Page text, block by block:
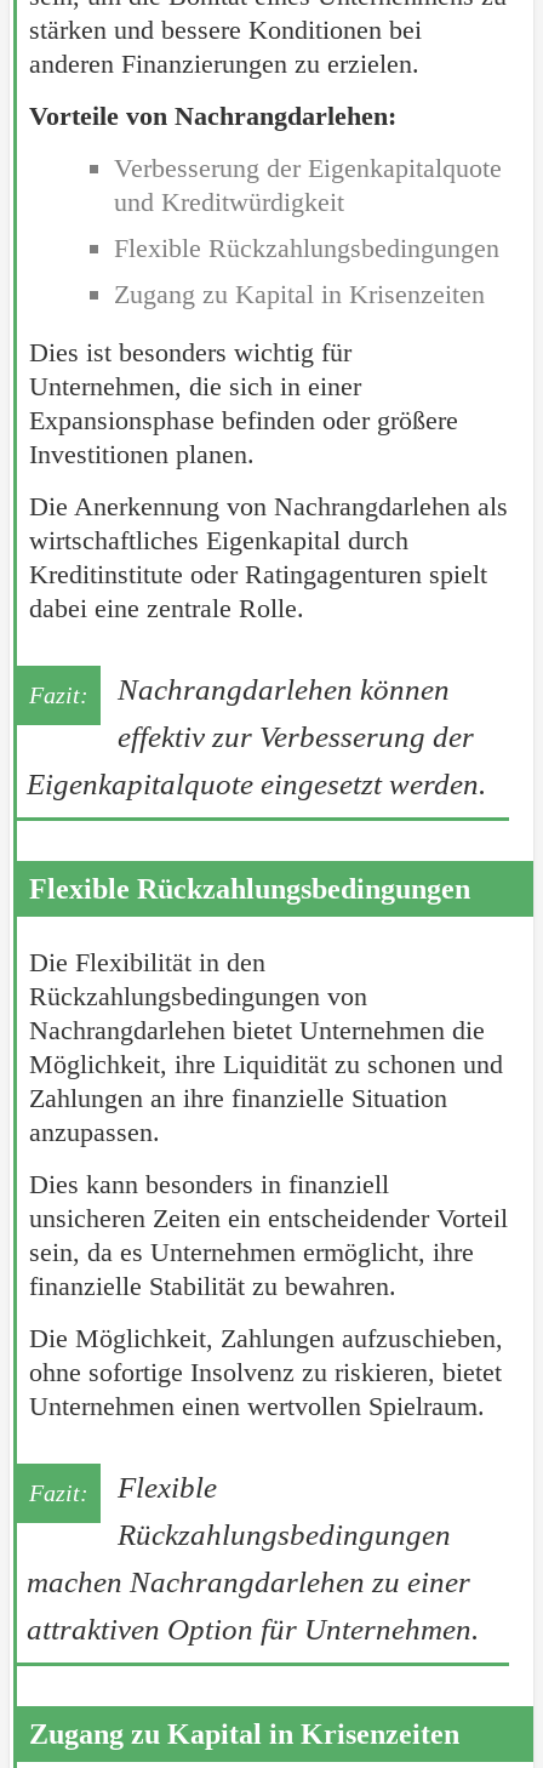
stärken und bessere Konditionen bei
anderen Finanzierungen zu erzielen.
Vorteile von Nachrangdarlehen:
Verbesserung der Eigenkapitalquote
und Kreditwürdigkeit
Flexible Rückzahlungsbedingungen
Zugang zu Kapital in Krisenzeiten
Dies ist besonders wichtig für
Unternehmen, die sich in einer
Expansionsphase befinden oder größere
Investitionen planen.
Die Anerkennung von Nachrangdarlehen als
wirtschaftliches Eigenkapital durch
Kreditinstitute oder Ratingagenturen spielt
dabei eine zentrale Rolle.
Nachrangdarlehen können
effektiv zur Verbesserung der
Eigenkapitalquote eingesetzt werden.
Flexible Rückzahlungsbedingungen
Die Flexibilität in den
Rückzahlungsbedingungen von
Nachrangdarlehen bietet Unternehmen die
Möglichkeit, ihre Liquidität zu schonen und
Zahlungen an ihre finanzielle Situation
anzupassen.
Dies kann besonders in finanziell
unsicheren Zeiten ein entscheidender Vorteil
sein, da es Unternehmen ermöglicht, ihre
finanzielle Stabilität zu bewahren.
Die Möglichkeit, Zahlungen aufzuschieben,
ohne sofortige Insolvenz zu riskieren, bietet
Unternehmen einen wertvollen Spielraum.
Flexible
Rückzahlungsbedingungen
machen Nachrangdarlehen zu einer
attraktiven Option für Unternehmen.
Zugang zu Kapital in Krisenzeiten